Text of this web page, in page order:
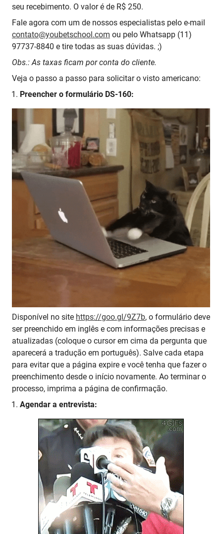
seu recebimento. O valor é de R$ 250.
Fale agora com um de nossos especialistas pelo e-mail
contato@youbetschool.com ou pelo Whatsapp (11)
97737-8840 e tire todas as suas dúvidas. ;)
Obs.: As taxas ficam por conta do cliente.
Veja o passo a passo para solicitar o visto americano:
Preencher o formulário DS-160:
Disponível no site https://goo.gl/9Z7b, o formulário deve
ser preenchido em inglês e com informações precisas e
atualizadas (coloque o cursor em cima da pergunta que
aparecerá a tradução em português). Salve cada etapa
para evitar que a página expire e você tenha que fazer o
preenchimento desde o início novamente. Ao terminar o
processo, imprima a página de confirmação.
Agendar a entrevista: